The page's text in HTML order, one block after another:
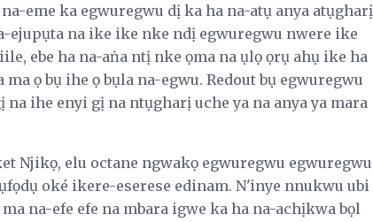
eme ka egwuregwu dị ka ha na-atụ anya atụgharị
ejupụta na ike ike nke ndị egwuregwu nwere ike
ebe ha na-aṅa ntị nke ọma na ụlọ ọrụ ahụ ike ha
ọ bụ ihe ọ bụla na-egwu. Redout bụ egwuregwu
ihe enyi gị na ntụgharị uche ya na anya ya mara
Njikọ, elu octane ngwakọ egwuregwu egwuregwu
oké ikere-eserese edinam. N'inye nnukwu ubi
na-efe efe na mbara igwe ka ha na-achịkwa bọl